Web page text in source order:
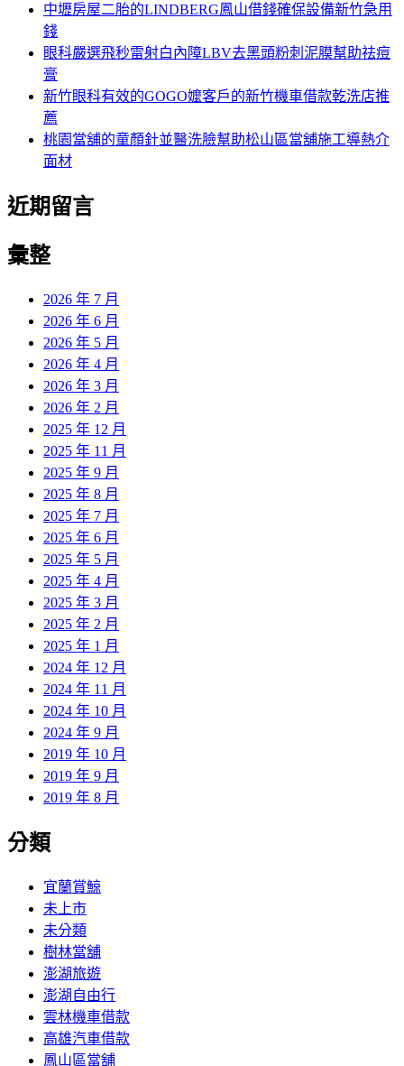
中壢房屋二胎的LINDBERG鳳山借錢確保設備新竹急用
錢
眼科嚴選飛秒雷射白內障LBV去黑頭粉刺泥膜幫助祛痘
膏
新竹眼科有效的GOGO嬤客戶的新竹機車借款乾洗店推
薦
桃園當舖的童顏針並醫洗臉幫助松山區當舖施工導熱介
面材
近期留言
彙整
2026 年 7 月
2026 年 6 月
2026 年 5 月
2026 年 4 月
2026 年 3 月
2026 年 2 月
2025 年 12 月
2025 年 11 月
2025 年 9 月
2025 年 8 月
2025 年 7 月
2025 年 6 月
2025 年 5 月
2025 年 4 月
2025 年 3 月
2025 年 2 月
2025 年 1 月
2024 年 12 月
2024 年 11 月
2024 年 10 月
2024 年 9 月
2019 年 10 月
2019 年 9 月
2019 年 8 月
分類
宜蘭賞鯨
未上市
未分類
樹林當舖
澎湖旅遊
澎湖自由行
雲林機車借款
高雄汽車借款
鳳山區當舖